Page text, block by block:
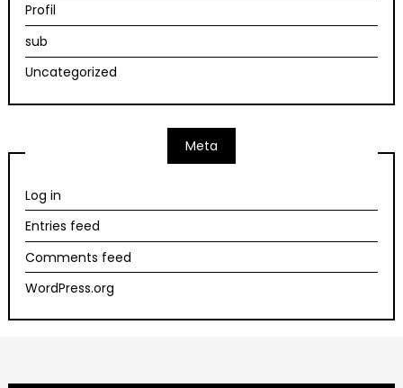
Profil
sub
Uncategorized
Meta
Log in
Entries feed
Comments feed
WordPress.org